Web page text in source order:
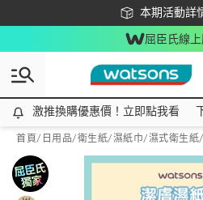
本期活動詳
下載app最高
屈臣氏線
激推換購優惠價！立即點我看
激推換購優惠價！立即點我看
首頁/ 日用品/衛生紙/濕紙巾/濕式衛生紙/